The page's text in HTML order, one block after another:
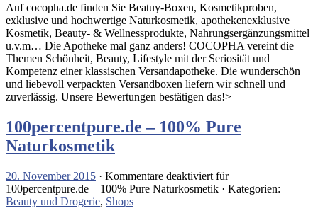
Auf cocopha.de finden Sie Beatuy-Boxen, Kosmetikproben,
exklusive und hochwertige Naturkosmetik, apothekenexklusive
Kosmetik, Beauty- & Wellnessprodukte, Nahrungsergänzungsmittel
u.v.m… Die Apotheke mal ganz anders! COCOPHA vereint die
Themen Schönheit, Beauty, Lifestyle mit der Seriosität und
Kompetenz einer klassischen Versandapotheke. Die wunderschön
und liebevoll verpackten Versandboxen liefern wir schnell und
zuverlässig. Unsere Bewertungen bestätigen das!>
100percentpure.de – 100% Pure
Naturkosmetik
20. November 2015 · Kommentare deaktiviert für
100percentpure.de – 100% Pure Naturkosmetik · Kategorien:
Beauty und Drogerie, Shops